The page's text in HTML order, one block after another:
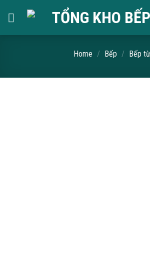
Home / Bếp / Bếp từ